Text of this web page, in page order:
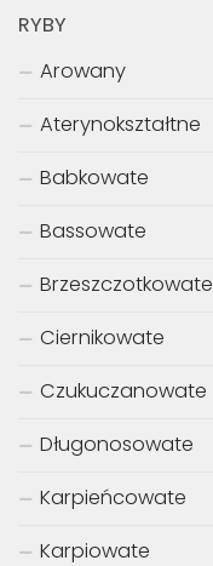
RYBY
Arowany
Aterynokształtne
Babkowate
Bassowate
Brzeszczotkowate
Ciernikowate
Czukuczanowate
Długonosowate
Karpieńcowate
Karpiowate